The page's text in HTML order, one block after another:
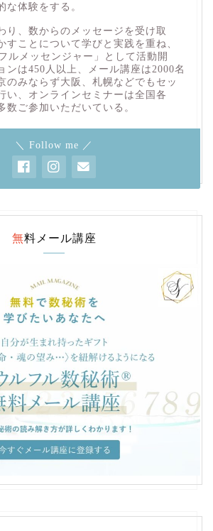
な体験をする。
り、数からのメッセージを受け取
すことについて学びと実践を重ね、
ルメッセンジャー」として活動開
ンは450人以上、メール講座は2000名
のみならず大阪、札幌などでもセッ
い、オンラインセミナーは全国各
数ご参加いただいている。
＼ Follow me ／
無料メール講座